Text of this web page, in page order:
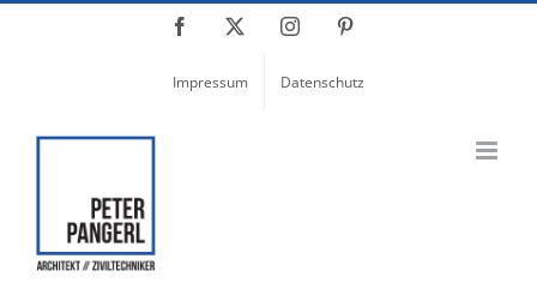
Facebook Instagram
Impressum Datenschutz